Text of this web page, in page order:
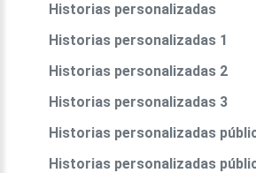
Historias personalizadas
Historias personalizadas 1
Historias personalizadas 2
Historias personalizadas 3
Historias personalizadas
Historias personalizadas